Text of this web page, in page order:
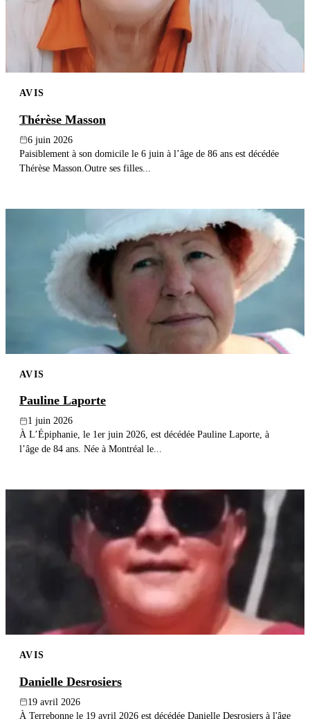
AVIS
Thérèse Masson
6 juin 2026
Paisiblement à son domicile le 6 juin à l’âge de 86 ans est décédée
Thérèse Masson.Outre ses filles...
AVIS
Pauline Laporte
1 juin 2026
À L’Épiphanie, le 1er juin 2026, est décédée Pauline Laporte, à
l’âge de 84 ans. Née à Montréal le...
AVIS
Danielle Desrosiers
19 avril 2026
À Terrebonne le 19 avril 2026 est décédée Danielle Desrosiers à l'âge